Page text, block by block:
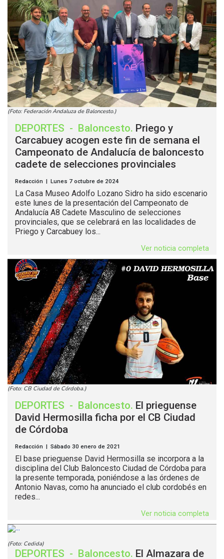
(Foto: Federación Andaluza de Baloncesto.)
DEPORTES - Baloncesto. Priego y
Carcabuey acogen este fin de semana el
Campeonato de Andalucía de baloncesto
cadete de selecciones provinciales
Redacción | Lunes 7 octubre de 2024
La Casa Museo Adolfo Lozano Sidro ha sido escenario
este lunes de la presentación del Campeonato de
Andalucía A8 Cadete Masculino de selecciones
provinciales, que se celebrará en las localidades de
Priego y Carcabuey los...
Ver noticia completa
(Foto: CB Ciudad de Córdoba.)
DEPORTES - Baloncesto. El prieguense
David Hermosilla ficha por el CB Ciudad
de Córdoba
Redacción | Sábado 30 enero de 2021
El base prieguense David Hermosilla se incorpora a la
disciplina del Club Baloncesto Ciudad de Córdoba para
la presente temporada, poniéndose a las órdenes de
Antonio Navas, como ha anunciado el club cordobés en
redes...
Ver noticia completa
(Foto: Cedida)
DEPORTES - Baloncesto. El Almazara de